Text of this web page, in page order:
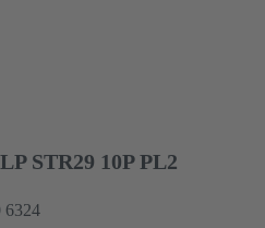
Con flangia di
rinforzata fibra di
sabbia)
STR29 10P PL2
6324